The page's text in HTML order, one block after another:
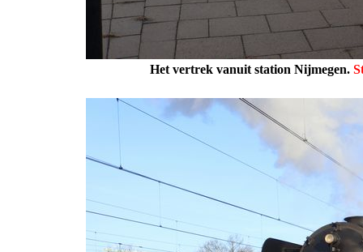
Het vertrek vanuit station Nijmegen.